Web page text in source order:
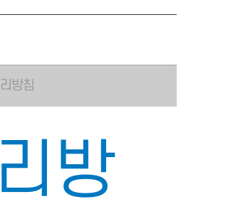
방침
방